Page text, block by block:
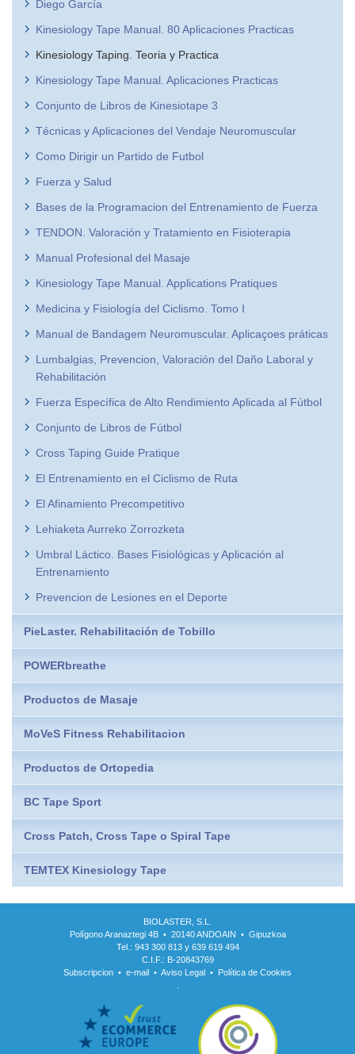
Diego García
Kinesiology Tape Manual. 80 Aplicaciones Practicas
Kinesiology Taping. Teoria y Practica
Kinesiology Tape Manual. Aplicaciones Practicas
Conjunto de Libros de Kinesiotape 3
Técnicas y Aplicaciones del Vendaje Neuromuscular
Como Dirigir un Partido de Futbol
Fuerza y Salud
Bases de la Programacion del Entrenamiento de Fuerza
TENDON. Valoración y Tratamiento en Fisioterapia
Manual Profesional del Masaje
Kinesiology Tape Manual. Applications Pratiques
Medicina y Fisiología del Ciclismo. Tomo I
Manual de Bandagem Neuromuscular. Aplicaçoes práticas
Lumbalgias, Prevencion, Valoración del Daño Laboral y
Rehabilitación
Fuerza Específica de Alto Rendimiento Aplicada al Fútbol
Conjunto de Libros de Fútbol
Cross Taping Guide Pratique
El Entrenamiento en el Ciclismo de Ruta
El Afinamiento Precompetitivo
Lehiaketa Aurreko Zorrozketa
Umbral Láctico. Bases Fisiológicas y Aplicación al
Entrenamiento
Prevencion de Lesiones en el Deporte
PieLaster. Rehabilitación de Tobillo
POWERbreathe
Productos de Masaje
MoVeS Fitness Rehabilitacion
Productos de Ortopedia
BC Tape Sport
Cross Patch, Cross Tape o Spiral Tape
TEMTEX Kinesiology Tape
BIOLASTER, S.L.
Polígono Aranaztegi 4B • 20140 ANDOAIN • Gipuzkoa
Tel.: 943 300 813 y 639 619 494
C.I.F.: B-20843769
Subscripcion • e-mail • Aviso Legal • Política de Cookies